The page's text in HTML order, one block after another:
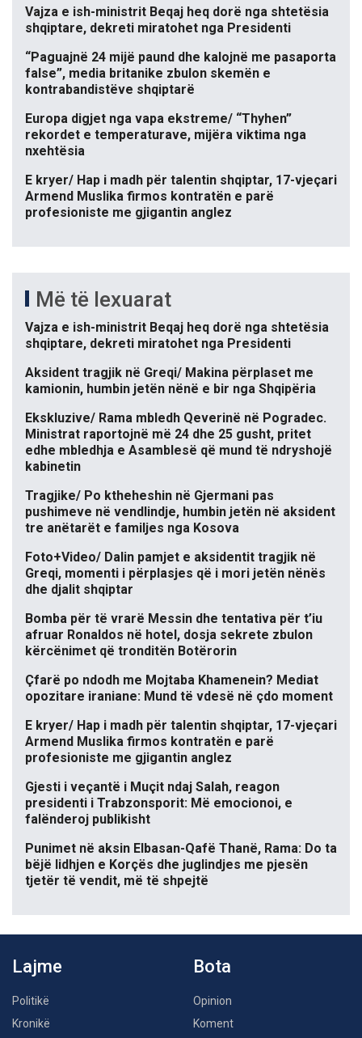
Vajza e ish-ministrit Beqaj heq dorë nga shtetësia
shqiptare, dekreti miratohet nga Presidenti
“Paguajnë 24 mijë paund dhe kalojnë me pasaporta
false”, media britanike zbulon skemën e
kontrabandistëve shqiptarë
Europa digjet nga vapa ekstreme/ “Thyhen”
rekordet e temperaturave, mijëra viktima nga
nxehtësia
E kryer/ Hap i madh për talentin shqiptar, 17-vjeçari
Armend Muslika firmos kontratën e parë
profesioniste me gjigantin anglez
Më të lexuarat
Vajza e ish-ministrit Beqaj heq dorë nga shtetësia
shqiptare, dekreti miratohet nga Presidenti
Aksident tragjik në Greqi/ Makina përplaset me
kamionin, humbin jetën nënë e bir nga Shqipëria
Ekskluzive/ Rama mbledh Qeverinë në Pogradec.
Ministrat raportojnë më 24 dhe 25 gusht, pritet
edhe mbledhja e Asamblesë që mund të ndryshojë
kabinetin
Tragjike/ Po ktheheshin në Gjermani pas
pushimeve në vendlindje, humbin jetën në aksident
tre anëtarët e familjes nga Kosova
Foto+Video/ Dalin pamjet e aksidentit tragjik në
Greqi, momenti i përplasjes që i mori jetën nënës
dhe djalit shqiptar
Bomba për të vrarë Messin dhe tentativa për t’iu
afruar Ronaldos në hotel, dosja sekrete zbulon
kërcënimet që tronditën Botërorin
Çfarë po ndodh me Mojtaba Khamenein? Mediat
opozitare iraniane: Mund të vdesë në çdo moment
E kryer/ Hap i madh për talentin shqiptar, 17-vjeçari
Armend Muslika firmos kontratën e parë
profesioniste me gjigantin anglez
Gjesti i veçantë i Muçit ndaj Salah, reagon
presidenti i Trabzonsporit: Më emocionoi, e
falënderoj publikisht
Punimet në aksin Elbasan-Qafë Thanë, Rama: Do ta
bëjë lidhjen e Korçës dhe juglindjes me pjesën
tjetër të vendit, më të shpejtë
Lajme
Politikë
Kronikë
Bota
Opinion
Koment